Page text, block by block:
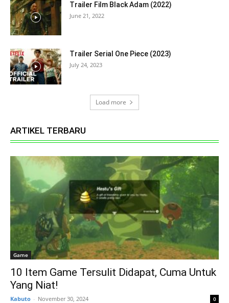
Trailer Film Black Adam (2022)
June 21, 2022
Trailer Serial One Piece (2023)
July 24, 2023
Load more
ARTIKEL TERBARU
Game
10 Item Game Tersulit Didapat, Cuma Untuk
Yang Niat!
Kabuto - November 30, 2024 0